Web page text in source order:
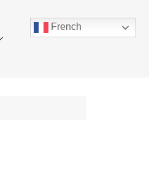
French